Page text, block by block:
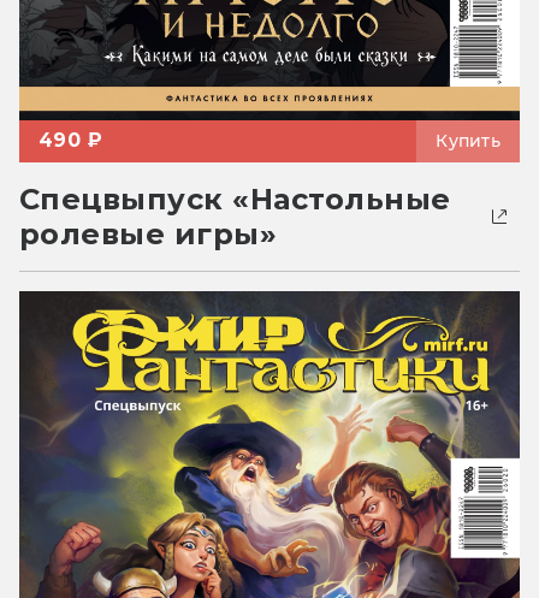
490 ₽ Купить
Спецвыпуск «Настольные
ролевые игры»